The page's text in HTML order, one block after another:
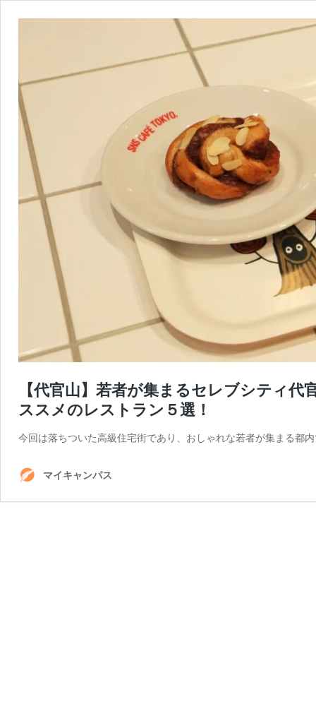
【代官山】若者が集まるセレブシティ
ススメのレストラン５選！
今回は落ちついた高級住宅街であり、おしゃれな若者が集まる都
マイキャンパス